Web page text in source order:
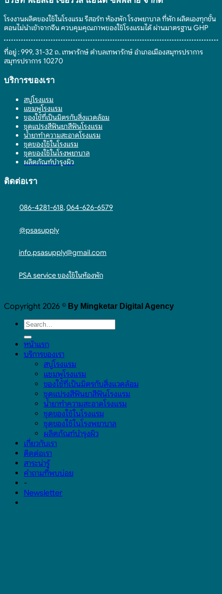
โรงงานผลิตของใช้ในโรงแรม รีสอร์ท ห้องพัก โรงพยาบาล ที่พัก ผลิตเองทุกขั้น
ตอนไม่นำเข้าจากจีน ควบคุมคุณภาพของใช้โรงแรมได้ ผ่านมาตรฐาน GHP
ที่อยู่ : 999, 31-32 ถ. เทพารักษ์ ตำบลเทพารักษ์ อำเภอเมืองสมุทรปราการ
สมุทรปราการ 10270
บริการของเรา
สบู่โรงแรม
แชมพูโรงแรม
ของใช้ที่เป็นมิตรกับสิ่งแวดล้อม
ชุดแปรงสีฟันยาสีฟันโรงแรม
น้ำยาทำความสะอาดโรงแรม
ชุดของใช้ในโรงแรม
ชุดของใช้ในโรงพยาบาล
ผลิตภัณฑ์บำรุงผิว
ติดต่อเรา
086-4281-618,064-626-6579
@psasupply
info.psasupply@gmail.com
PSA service ของใช้ในห้องพัก
Copyright 2026 © By Mingketar Digital Agency
หน้าแรก
บริการของเรา
สบู่โรงแรม
แชมพูโรงแรม
ของใช้ที่เป็นมิตรกับสิ่งแวดล้อม
ชุดแปรงสีฟันยาสีฟันโรงแรม
น้ำยาทำความสะอาดโรงแรม
ชุดของใช้ในโรงแรม
ชุดของใช้ในโรงพยาบาล
ผลิตภัณฑ์บำรุงผิว
เกี่ยวกับเรา
ติดต่อเรา
สาระน่ารู้
คำถามที่พบบ่อย
-
Newsletter